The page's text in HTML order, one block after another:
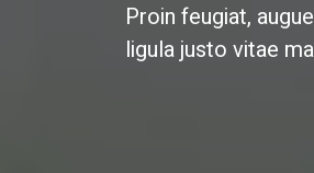
Proin feugiat,
ligula justo vitae